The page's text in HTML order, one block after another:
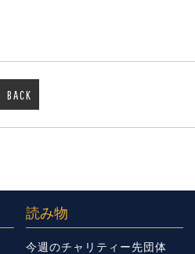
BACK
読み物
今週のチャリティー先団体